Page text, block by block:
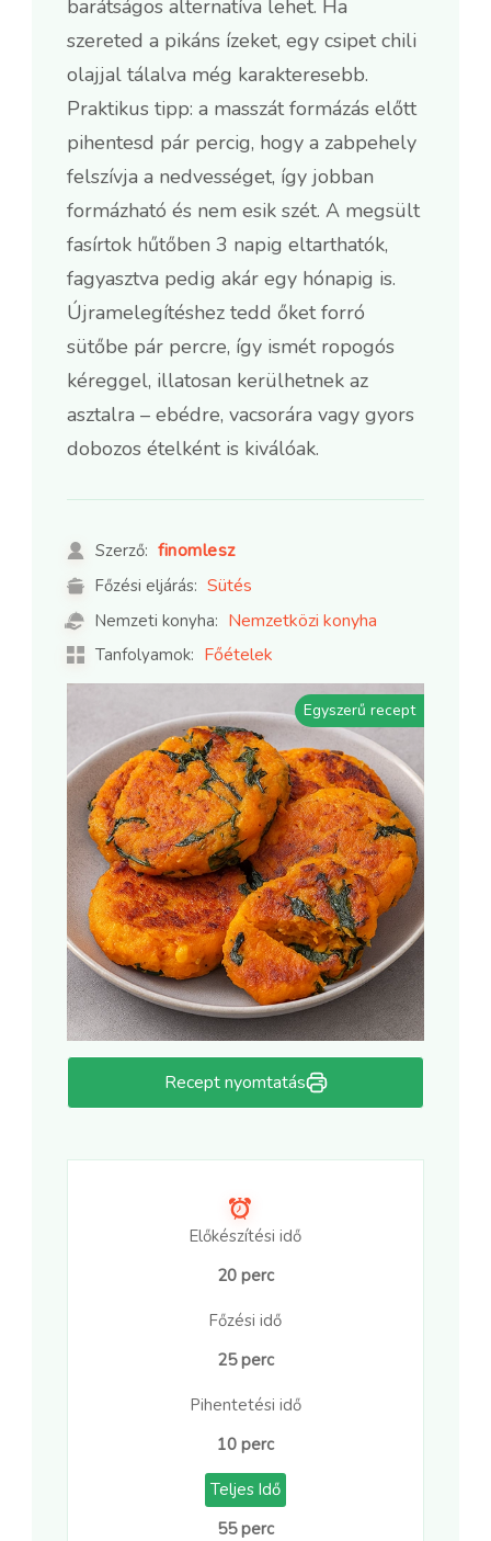
barátságos alternatíva lehet. Ha
szereted a pikáns ízeket, egy csipet chili
olajjal tálalva még karakteresebb.
Praktikus tipp: a masszát formázás előtt
pihentesd pár percig, hogy a zabpehely
felszívja a nedvességet, így jobban
formázható és nem esik szét. A megsült
fasírtok hűtőben 3 napig eltarthatók,
fagyasztva pedig akár egy hónapig is.
Újramelegítéshez tedd őket forró
sütőbe pár percre, így ismét ropogós
kéreggel, illatosan kerülhetnek az
asztalra – ebédre, vacsorára vagy gyors
dobozos ételként is kiválóak.
Szerző: finomlesz
Főzési eljárás: Sütés
Nemzeti konyha: Nemzetközi konyha
Tanfolyamok: Főételek
Recept nyomtatás
Egyszerű recept
Előkészítési idő
20 perc
Főzési idő
25 perc
Pihentetési idő
10 perc
Teljes Idő
55 perc